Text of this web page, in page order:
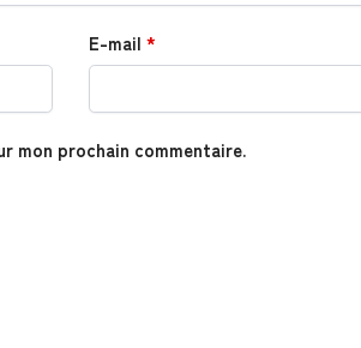
E-mail *
mon prochain commentaire.